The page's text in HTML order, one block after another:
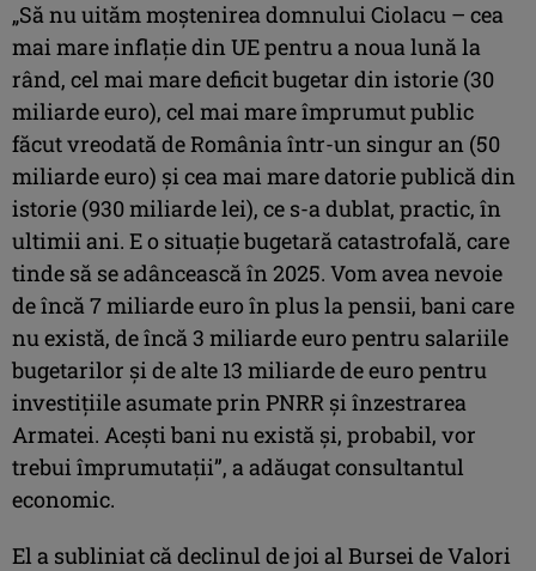
„Să nu uităm moştenirea domnului Ciolacu – cea
mai mare inflaţie din UE pentru a noua lună la
rând, cel mai mare deficit bugetar din istorie (30
miliarde euro), cel mai mare împrumut public
făcut vreodată de România într-un singur an (50
miliarde euro) şi cea mai mare datorie publică din
istorie (930 miliarde lei), ce s-a dublat, practic, în
ultimii ani. E o situaţie bugetară catastrofală, care
tinde să se adâncească în 2025. Vom avea nevoie
de încă 7 miliarde euro în plus la pensii, bani care
nu există, de încă 3 miliarde euro pentru salariile
bugetarilor şi de alte 13 miliarde de euro pentru
investiţiile asumate prin PNRR şi înzestrarea
Armatei. Aceşti bani nu există şi, probabil, vor
trebui împrumutaţii”, a adăugat consultantul
economic.
El a subliniat că declinul de joi al Bursei de Valori